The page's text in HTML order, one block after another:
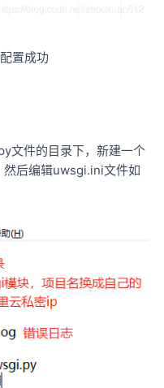
置成功
文件的目录下，新建一个
后编辑uwsgi.ini文件如